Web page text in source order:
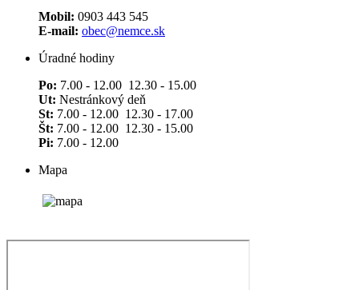
Mobil: 0903 443 545
E-mail: obec@nemce.sk
Úradné hodiny
Po: 7.00 - 12.00 12.30 - 15.00
Ut: Nestránkový deň
St: 7.00 - 12.00 12.30 - 17.00
Št: 7.00 - 12.00 12.30 - 15.00
Pi: 7.00 - 12.00
Mapa